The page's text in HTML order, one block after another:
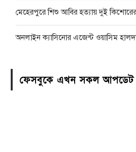
মেহেরপুরে শিশু আবির হত্যায় দুই কিশোরের
অনলাইন ক্যাসিনোর এজেন্ট ওয়াসিম
ফেসবুকে এখন সকল আপডেট